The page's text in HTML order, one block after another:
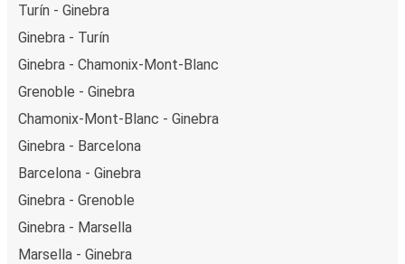
Turín - Ginebra
Ginebra - Turín
Ginebra - Chamonix-Mont-Blanc
Grenoble - Ginebra
Chamonix-Mont-Blanc - Ginebra
Ginebra - Barcelona
Barcelona - Ginebra
Ginebra - Grenoble
Ginebra - Marsella
Marsella - Ginebra